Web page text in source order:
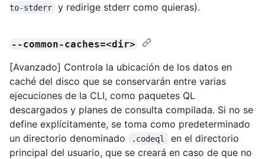
to-stderr
y redirige stderr como quieras).
--common-caches=<dir>
[Avanzado] Controla la ubicación de los datos en
caché del disco que se conservarán entre varias
ejecuciones de la CLI, como paquetes QL
descargados y planes de consulta compilada. Si no se
define explícitamente, se toma como predeterminado
un directorio denominado
.codeql
en el directorio
principal del usuario, que se creará en caso de que no